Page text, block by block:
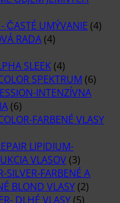
ČASTÉ UMÝVANIE (4)
RADA (4)
SLEEK (4)
SPEKTRUM (6)
INTENZÍVNA
(6)
FARBENÉ VLASY
LIPIDIUM-
VLASOV (3)
SILVER-FARBENÉ A
BLOND VLASY (2)
DLHÉ VLASY (5)